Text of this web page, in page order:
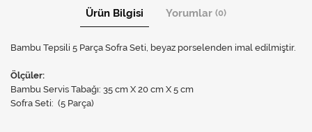
Ürün Bilgisi Yorumlar (0)
Bambu Tepsili 5 Parça Sofra Seti, beyaz porselenden imal edilmiştir.
Ölçüler:
Bambu Servis Tabağı: 35 cm X 20 cm X 5 cm
Sofra Seti: (5 Parça)